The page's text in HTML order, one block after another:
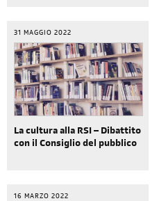
31 MAGGIO 2022
La cultura alla RSI – Dibattito
con il Consiglio del pubblico
16 MARZO 2022